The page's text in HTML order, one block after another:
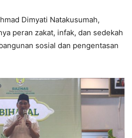
Dimyati Natakusumah,
peran zakat, infak, dan sedekah
sosial dan pengentasan